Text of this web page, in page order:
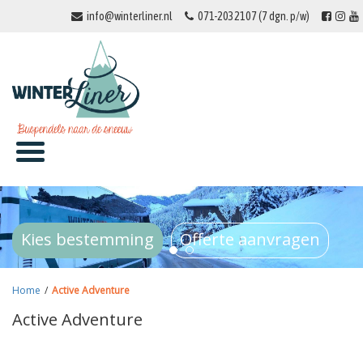
info@winterliner.nl 071-2032107 (7 dgn. p/w)
Kies bestemming Offerte aanvragen
Home / Active Adventure
Active Adventure